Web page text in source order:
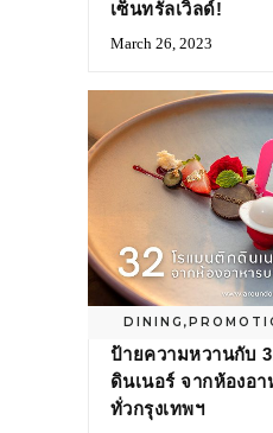
เซ็นทรัลเวิลด์!
March 26, 2023
DINING ,
ป้ายความหวานกับ
ดินเนอร์ จากห้องอ
ทั่วกรุงเทพฯ